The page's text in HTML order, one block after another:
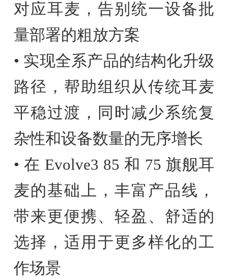
对应耳麦，告别统一设备批
量部署的粗放方案
• 实现全系产品的结构化升级
路径，帮助组织从传统耳麦
平稳过渡，同时减少系统复
杂性和设备数量的无序增长
• 在 Evolve3 85 和 75 旗舰耳
麦的基础上，丰富产品线，
带来更便携、轻盈、舒适的
选择，适用于更多样化的工
作场景